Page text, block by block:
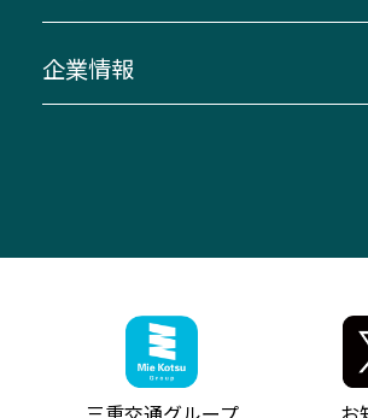
臨時バスについて
伊勢二見鳥羽周遊バスCANばす
「みえブルーライン」（三重大学
神都ライナー
ミジュマルのラッピングバス（鈴
参宮バス
湯の山温泉～名古屋
桑名・長島温泉・金城ふ頭駅～中
（休止中）
お客様駐車場のご案内
アイコンの説明
インターネット予約
美し国周遊ばす
自家用自動車車両運行管理
ザ・バスコレクション三重交通バ
三重交通公式グッズ
企業情報
ファンコーナー
お問い合わせ
お知らせ・最新情報一覧